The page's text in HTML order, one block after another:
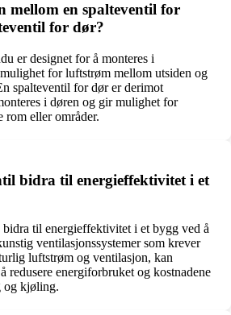
mellom en spalteventil for
for dør?
er designet for å monteres i
for luftstrøm mellom utsiden og
spalteventil for dør er derimot
i døren og gir mulighet for
eller områder.
bidra til energieffektivitet i et
bidra til energieffektivitet i et bygg ved å
ventilasjonssystemer som krever
luftstrøm og ventilasjon, kan
redusere energiforbruket og kostnadene
og kjøling.